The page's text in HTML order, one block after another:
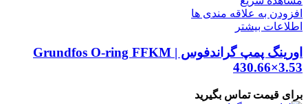
افزودن به علاقه مندی ها
اطلاعات بیشتر
اورینگ پمپ گراندفوس | Grundfos O-ring FFKM
430.66×3.53
برای قیمت تماس بگیرید